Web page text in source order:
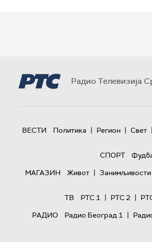
Радио Телевизија
ВЕСТИ Политика | Регион | Свет |
СПОРТ
МАГАЗИН
Живот | Занимљивости
ТВ
РТС 1 | РТС 2 |
РАДИО
Радио Београд 1 |